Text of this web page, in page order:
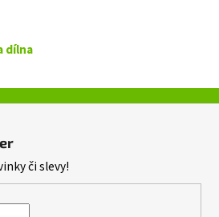
v
ý
s
dílna
či slevy!